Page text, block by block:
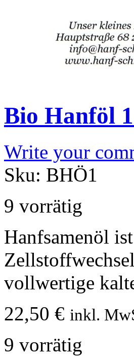
Bio Hanföl
Write your
Sku: BHÖ1
9 vorrätig
Hanfsamenöl
vollwertige
22,50 € inkl.
9 vorrätig